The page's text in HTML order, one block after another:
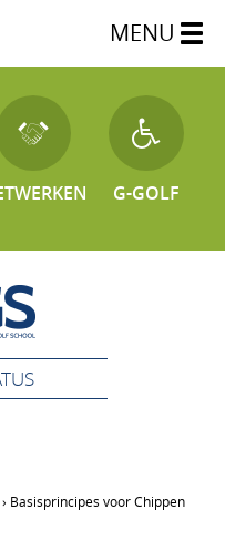
MENU
G-GOLF
› Basisprincipes voor Chippen